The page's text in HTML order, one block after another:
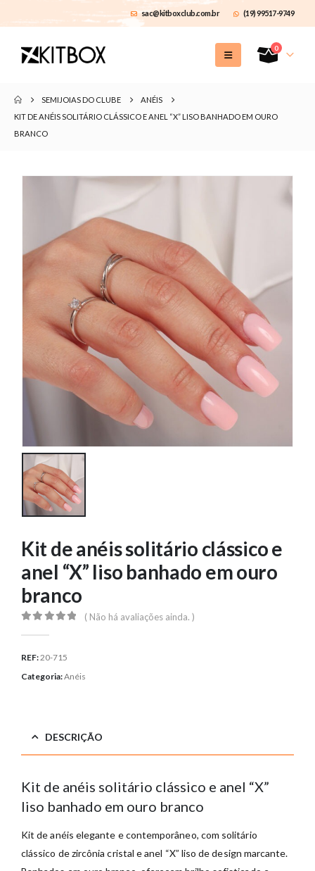
sac@kitboxclub.com.br (19) 99517-9749
0
SEMIJOIAS DO CLUBE
ANÉIS
KIT DE ANÉIS SOLITÁRIO CLÁSSICO E ANEL “X” LISO BANHADO EM OURO
BRANCO
Kit de anéis solitário clássico e
anel “X” liso banhado em ouro
branco
( Não há avaliações ainda. )
REF:20-715
Categoria:Anéis
DESCRIÇÃO
Kit de anéis solitário clássico e anel “X”
liso banhado em ouro branco
Kit de anéis elegante e contemporâneo, com solitário
clássico de zircônia cristal e anel “X” liso de design marcante.